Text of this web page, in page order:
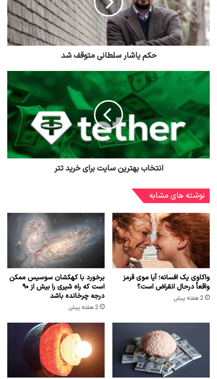
حکم یاشار سلطانی متوقف شد
انتخاب بهترین سایت برای خرید تتر
نوشته های مشابه
واکاوی یک افسانه؛ آیا موی قرمز
واقعاً درحال انقراض است؟
2 هفته پیش
برخورد با کهکشان سوسیس ممکن
است که راه شیری را بیش از ۹۰
درجه چرخانده باشد
2 هفته پیش